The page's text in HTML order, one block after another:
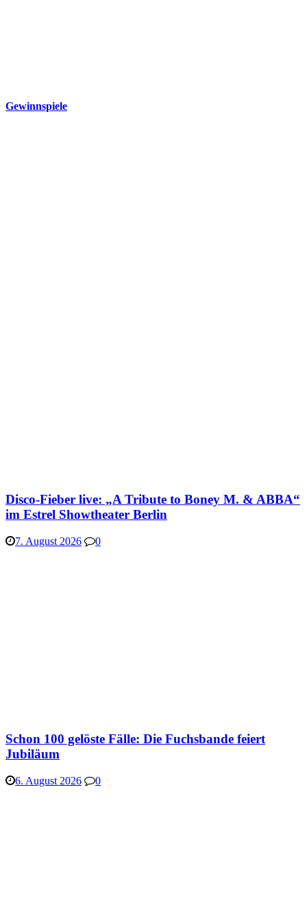
Gewinnspiele
Disco-Fieber live: „A Tribute to Boney M. & ABBA“
im Estrel Showtheater Berlin
7. August 2026 0
Schon 100 gelöste Fälle: Die Fuchsbande feiert
Jubiläum
6. August 2026 0